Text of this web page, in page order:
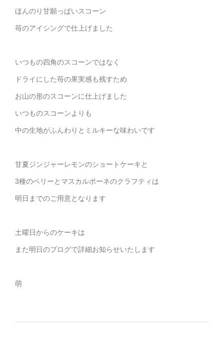
ほんのり甘願っぱいスコーン
苺のアイシングで仕上げました
いつもの四角のスコーンではなく
ドライにした苺の果実感も残すため
お山の形のスコーンに仕上げました
いつものスコーンよりも
中の生地がふんわりとミルキーな味わいです
甘夏ジンジャーレモンのショートケーキと
3種のベリーとマスカルポーネのクラフティは
明日までのご用意となります
土曜日からのケーキは
また明日のブログで詳細お知らせいたします
萌